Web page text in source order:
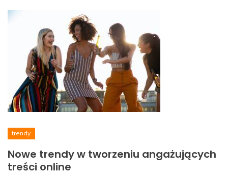
trendy
Nowe trendy w tworzeniu angażujących
treści online